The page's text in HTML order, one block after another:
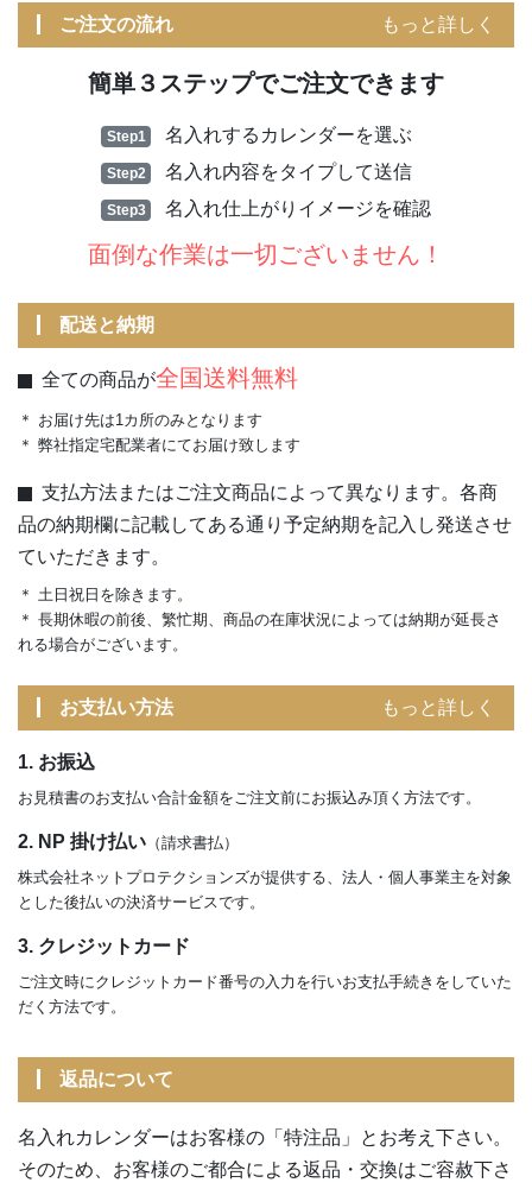
ご注文の流れ もっと詳しく
簡単３ステップでご注文できます
Step1 名入れするカレンダーを選ぶ
Step2 名入れ内容をタイプして送信
Step3 名入れ仕上がりイメージを確認
面倒な作業は一切ございません！
配送と納期
全ての商品が全国送料無料
＊ お届け先は1カ所のみとなります
＊ 弊社指定宅配業者にてお届け致します
支払方法またはご注文商品によって異なります。各商
品の納期欄に記載してある通り予定納期を記入し発送させ
ていただきます。
＊ 土日祝日を除きます。
＊ 長期休暇の前後、繁忙期、商品の在庫状況によっては納期が延長さ
れる場合がございます。
お支払い方法 もっと詳しく
1. お振込
お見積書のお支払い合計金額をご注文前にお振込み頂く方法です。
2. NP 掛け払い （請求書払）
株式会社ネットプロテクションズが提供する、法人・個人事業主を対象
とした後払いの決済サービスです。
3. クレジットカード
ご注文時にクレジットカード番号の入力を行いお支払手続きをしていた
だく方法です。
返品について
名入れカレンダーはお客様の「特注品」とお考え下さい。
そのため、お客様のご都合による返品・交換はご容赦下さ